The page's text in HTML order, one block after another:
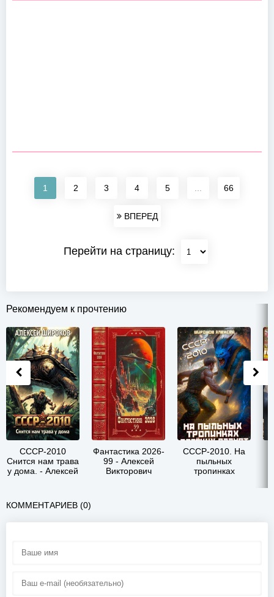
1 2 3 4 5 ... 66
ВПЕРЕД
Перейти на страницу:
Рекомендуем к прочтению
СССР-2010
Снится нам трава
у дома. - Алексей
Фантастика 2026-
99 - Алексей
Викторович
СССР-2010. На
пыльных
тропинках
КОММЕНТАРИЕВ (0)